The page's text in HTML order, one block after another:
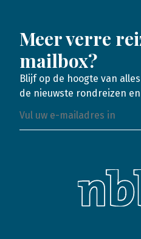
Meer verre
mailbox?
Blijf op de hoogte van
de nieuwste rondreizen